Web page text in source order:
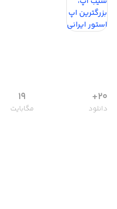
20+
دانلود
19
مگابایت